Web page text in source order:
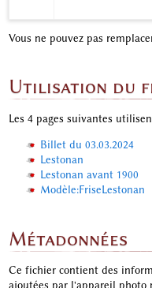
Vous ne pouvez pas
Utilisation du
Les 4 pages suivantes
Billet du 03.03.2024
Lestonan
Lestonan avant 1900
Modèle:FriseLestonan
Métadonnées
Ce fichier contient des